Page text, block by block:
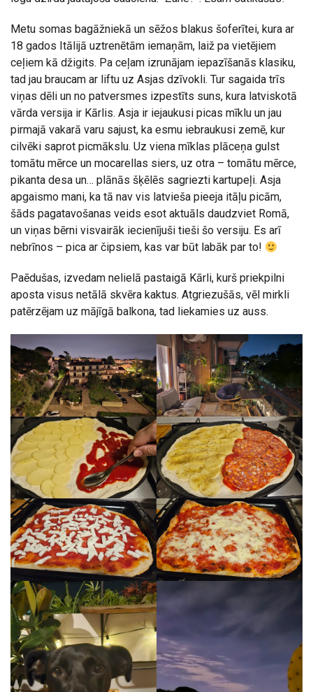
Metu somas bagāžniekā un sēžos blakus šoferītei, kura ar
18 gados Itālijā uztrenētām iemaņām, laiž pa vietējiem
ceļiem kā džigits. Pa ceļam izrunājam iepazīšanās klasiku,
tad jau braucam ar liftu uz Asjas dzīvokli. Tur sagaida trīs
viņas dēli un no patversmes izpestīts suns, kura latviskotā
vārda versija ir Kārlis. Asja ir iejaukusi picas mīklu un jau
pirmajā vakarā varu sajust, ka esmu iebraukusi zemē, kur
cilvēki saprot picmākslu. Uz viena mīklas plāceņa gulst
tomātu mērce un mocarellas siers, uz otra – tomātu mērce,
pikanta desa un… plānās šķēlēs sagriezti kartupeļi. Asja
apgaismo mani, ka tā nav vis latvieša pieeja itāļu picām,
šāds pagatavošanas veids esot aktuāls daudzviet Romā,
un viņas bērni visvairāk iecienījuši tieši šo versiju. Es arī
nebrīnos – pica ar čipsiem, kas var būt labāk par to!
Paēdušas, izvedam nelielā pastaigā Kārli, kurš priekpilni
aposta visus netālā skvēra kaktus. Atgriezušās, vēl mirkli
patērzējam uz mājīgā balkona, tad liekamies uz auss.